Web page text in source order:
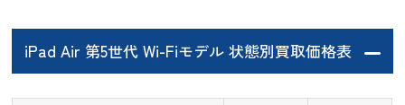
iPad Air 第5世代 Wi-Fiモデル 状態別買取価格表